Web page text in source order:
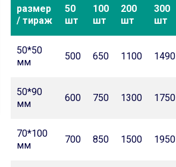
размер
/ тираж
50
шт
100
шт
200
шт
300
шт
50*50
мм
500 650 1100 1490
50*90
мм
600 750 1300 1750
70*100
мм
700 850 1500 1950